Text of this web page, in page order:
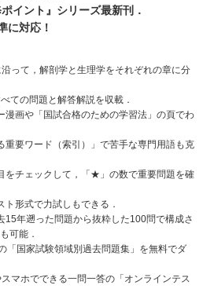
イント』シリーズ最新刊．
に対応！
って，解剖学と生理学をそれぞれの章に分
ての問題と解答解説を収載．
漫画や「国試合格のための学習法」の頁でわ
重要ワード（索引）」で苦手な専門用語も克
をチェックして，「★」の数で重要問題を確
形式で力試しもできる．
15年遡った問題から抜粋した100問で構成さ
可能．
「国家試験領域別過去問題集」を無料でダ
マホでできる一問一答の「オンラインテス